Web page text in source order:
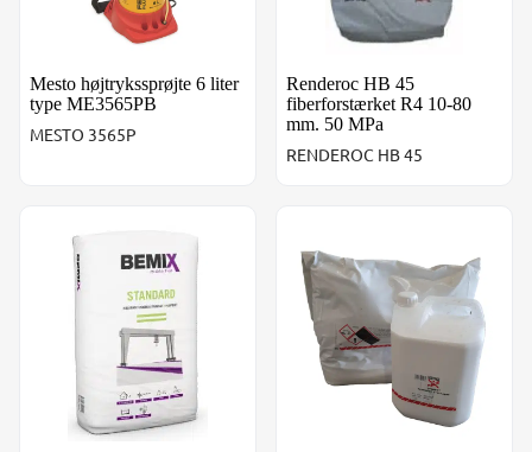
Mesto højtrykssprøjte 6 liter
type ME3565PB
MESTO 3565P
Renderoc HB 45
fiberforstærket R4 10-80
mm. 50 MPa
RENDEROC HB 45